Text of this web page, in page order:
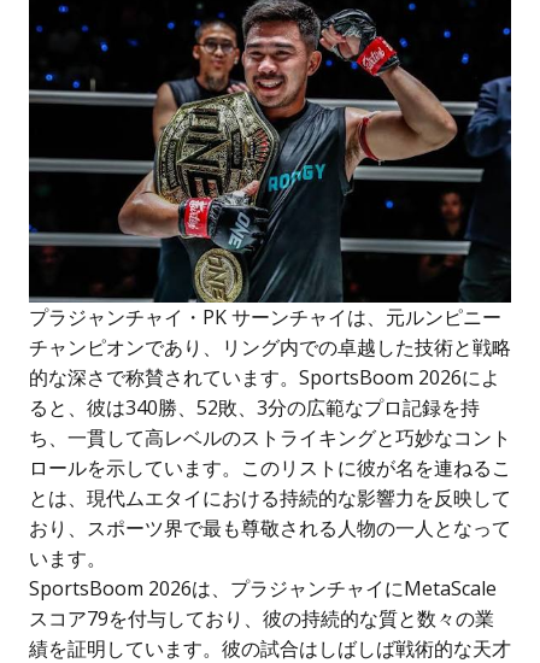
プラジャンチャイ・PK サーンチャイは、元ルンピニー
チャンピオンであり、リング内での卓越した技術と戦略
的な深さで称賛されています。SportsBoom 2026によ
ると、彼は340勝、52敗、3分の広範なプロ記録を持
ち、一貫して高レベルのストライキングと巧妙なコント
ロールを示しています。このリストに彼が名を連ねるこ
とは、現代ムエタイにおける持続的な影響力を反映して
おり、スポーツ界で最も尊敬される人物の一人となって
います。
SportsBoom 2026は、プラジャンチャイにMetaScale
スコア79を付与しており、彼の持続的な質と数々の業
績を証明しています。彼の試合はしばしば戦術的な天才